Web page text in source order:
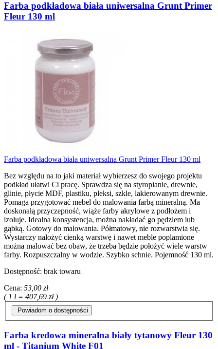
Farba podkładowa biała uniwersalna Grunt Primer
Fleur 130 ml
Farba podkładowa biała uniwersalna Grunt Primer Fleur 130 ml
Bez względu na to jaki materiał wybierzesz do swojego projektu
podkład ułatwi Ci pracę. Sprawdza się na styropianie, drewnie,
glinie, płycie MDF, plastiku, pleksi, szkle, lakierowanym drewnie.
Pomaga przygotować mebel do malowania farbą mineralną. Ma
doskonałą przyczepność, wiąże farby akrylowe z podłożem i
izoluje. Idealna konsystencja, można nakładać go pędzlem lub
gąbką. Gotowy do malowania. Półmatowy, nie rozwarstwia się.
Wystarczy nałożyć cienką warstwę i nawet meble poplamione
można malować bez obaw, że trzeba będzie położyć wiele warstw
farby. Rozpuszczalny w wodzie. Szybko schnie. Pojemność 130 ml.
Dostępność: brak towaru
Cena: 53,00 zł
( 1 l = 407,69 zł )
Powiadom o dostępności
Farba kredowa mineralna biały tytanowy Fleur 130
ml - Titanium White F01